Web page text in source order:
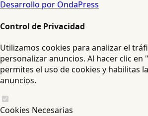
Desarrollo por OndaPress
Control de Privacidad
Utilizamos cookies para analizar el
personalizar anuncios. Al hacer clic en
permites el uso de cookies y habilitas
anuncios.
Cookies Necesarias